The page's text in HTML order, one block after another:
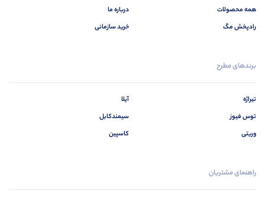
همه محصولات
رادپخش مگ
درباره ما
خرید سازمانی
برندهای مطرح
تیراژه
توس فیوز
وریتی
آیلا
سیمندکابل
کاسپین
راهنمای مشتریان